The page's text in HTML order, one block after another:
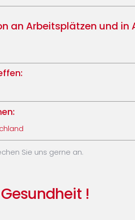
an Arbeitsplätzen und
Sie uns gerne an.
!